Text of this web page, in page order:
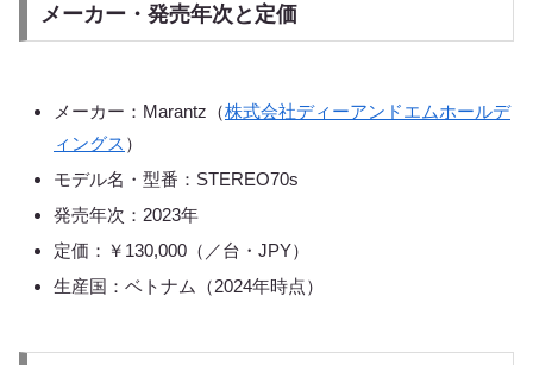
メーカー・発売年次と定価
メーカー：Marantz（株式会社ディーアンドエムホールデ
ィングス ）
モデル名・型番：STEREO70s
発売年次：2023年
定価：￥130,000（／台・JPY）
生産国：ベトナム（2024年時点）